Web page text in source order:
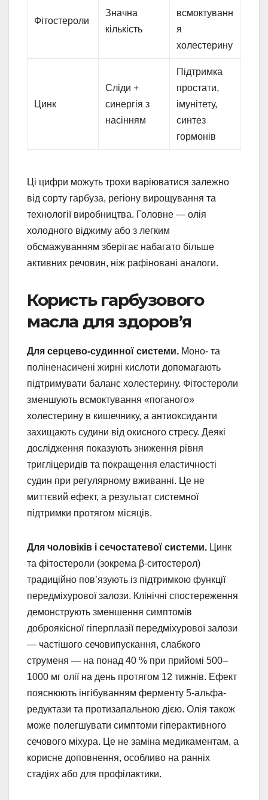
Фітостероли
Значна
кількість
всмоктуванн
я
холестерину
Цинк
Сліди +
синергія з
насінням
Підтримка
простати,
імунітету,
синтез
гормонів
Ці цифри можуть трохи варіюватися залежно
від сорту гарбуза, регіону вирощування та
технології виробництва. Головне — олія
холодного віджиму або з легким
обсмажуванням зберігає набагато більше
активних речовин, ніж рафіновані аналоги.
Користь гарбузового
масла для здоров’я
Для серцево-судинної системи. Моно- та
поліненасичені жирні кислоти допомагають
підтримувати баланс холестерину. Фітостероли
зменшують всмоктування «поганого»
холестерину в кишечнику, а антиоксиданти
захищають судини від окисного стресу. Деякі
дослідження показують зниження рівня
тригліцеридів та покращення еластичності
судин при регулярному вживанні. Це не
миттєвий ефект, а результат системної
підтримки протягом місяців.
Для чоловіків і сечостатевої системи. Цинк
та фітостероли (зокрема β-ситостерол)
традиційно пов’язують із підтримкою функції
передміхурової залози. Клінічні спостереження
демонструють зменшення симптомів
доброякісної гіперплазії передміхурової залози
— частішого сечовипускання, слабкого
струменя — на понад 40 % при прийомі 500–
1000 мг олії на день протягом 12 тижнів. Ефект
пояснюють інгібуванням ферменту 5-альфа-
редуктази та протизапальною дією. Олія також
може полегшувати симптоми гіперактивного
сечового міхура. Це не заміна медикаментам, а
корисне доповнення, особливо на ранніх
стадіях або для профілактики.